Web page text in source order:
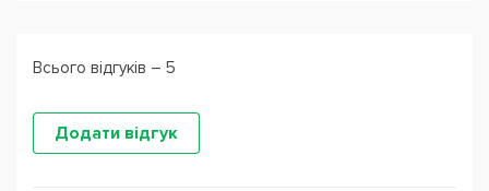
Всього відгуків – 5
Додати відгук